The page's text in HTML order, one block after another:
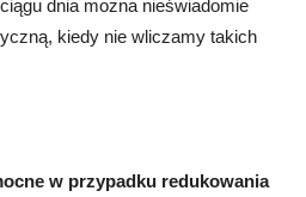
dnia można nieświadomie
kiedy nie wliczamy takich
w przypadku redukowania